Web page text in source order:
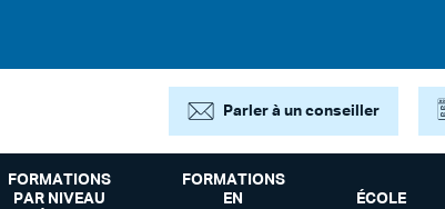
Parler à un conseiller
FORMATIONS
PAR NIVEAU
FORMATIONS
EN
ÉCOLE